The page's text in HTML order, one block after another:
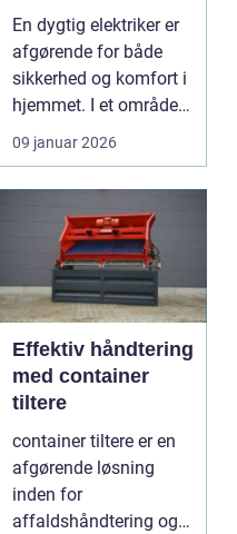
rette fagmand til
opgaven
En dygtig elektriker er
afgørende for både
sikkerhed og komfort i
hjemmet. I et område
som Vedbæk, h...
09 januar 2026
Effektiv håndtering
med container
tiltere
container tiltere er en
afgørende løsning
inden for
affaldshåndtering og